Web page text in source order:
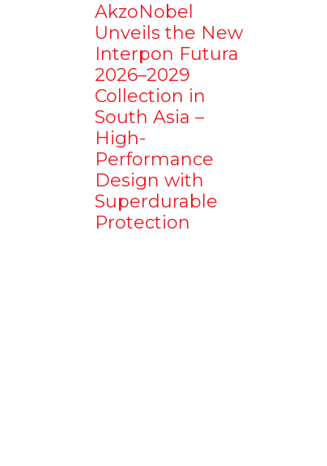
AkzoNobel
Unveils the New
Interpon Futura
2026–2029
Collection in
South Asia –
High-
Performance
Design with
Superdurable
Protection